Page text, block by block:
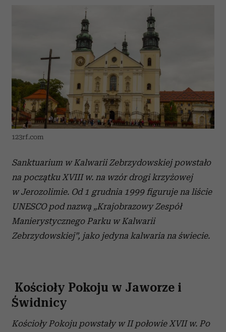
123rf.com
Sanktuarium w Kalwarii Zebrzydowskiej powstało
na początku XVIII w. na wzór drogi krzyżowej
w Jerozolimie. Od 1 grudnia 1999 figuruje na liście
UNESCO pod nazwą „Krajobrazowy Zespół
Manierystycznego Parku w Kalwarii
Zebrzydowskiej”, jako jedyna kalwaria na świecie.
Kościoły Pokoju w Jaworze i
Świdnicy
Kościoły Pokoju powstały w II połowie XVII w. Po